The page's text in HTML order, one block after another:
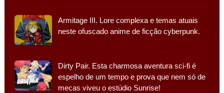
Armitage III. Lore complexa e temas atuais
neste ofuscado anime de ficção cyberpunk.
Dirty Pair. Esta charmosa aventura sci-fi é
espelho de um tempo e prova que nem só de
mecas viveu o estúdio Sunrise!